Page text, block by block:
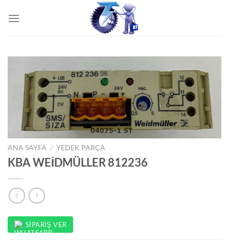
atla
ANA SAYFA / YEDEK PARÇA
KBA WEİDMÜLLER 812236
SIPARIŞ VER